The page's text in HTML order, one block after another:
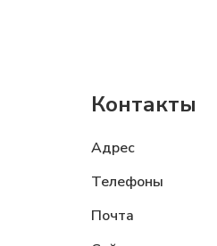
Контакты
Адрес
Телефоны
Почта